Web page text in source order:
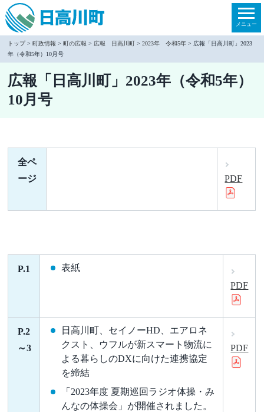
本
文
移
メニュー
トップ>町政情報 >町の広報 > 広報 日高川町 >2023年 令和5年 > 広報「日高川町」2023
年（令和5年）10月号
広報「日高川町」2023年（令和5年）
10月号
全ペ
ージ
PDF
P.1
表紙
PDF
P.2
～3
日高川町、セイノーHD、エアロネ
クスト、ウフルが新スマート物流に
よる暮らしのDXに向けた連携協定
を締結
「2023年度 夏期巡回ラジオ体操・み
んなの体操会」が開催されました。
PDF